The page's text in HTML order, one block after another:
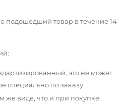
подошедший товар в течение 14
это не может
специально по заказу
же виде, что и при покупке